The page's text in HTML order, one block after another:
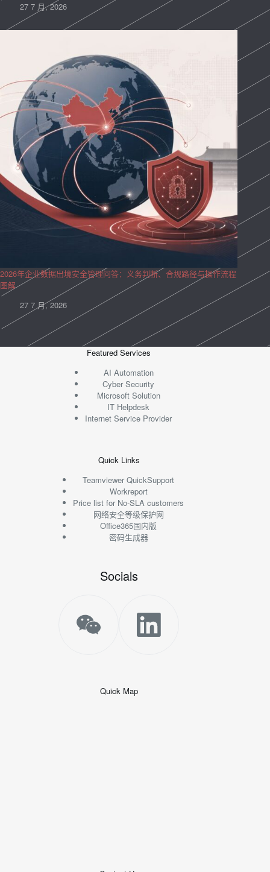
27 7 月, 2026
2026年企业数据出境安全管理问答：义务判断、合规路径与操作流程
图解
27 7 月, 2026
Featured Services
AI Automation
Cyber Security
Microsoft Solution
IT Helpdesk
Internet Service Provider
Quick Links
Teamviewer QuickSupport
Workreport
Price list for No-SLA customers
网络安全等级保护网
Office365国内版
密码生成器
Socials
Quick Map